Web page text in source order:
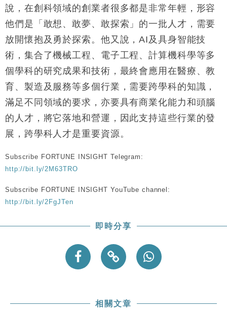
15:59
財經｜SA售股自救後再出手 斥4億美元押注未上市公
司
說，在創科領域的創業者很多都是非常年輕，形容
他們是「敢想、敢夢、敢探索」的一批人才，需要
放開懷抱及勇於探索。他又說，AI及具身智能技
術，集合了機械工程、電子工程、計算機科學等多
個學科的研究成果和技術，最終會應用在醫療、教
育、製造及服務等多個行業，需要跨學科的知識，
滿足不同領域的要求，亦要具有商業化能力和頭腦
的人才，將它落地和營運，因此支持這些行業的發
展，跨學科人才是重要資源。
Subscribe FORTUNE INSIGHT Telegram:
http://bit.ly/2M63TRO
Subscribe FORTUNE INSIGHT YouTube channel:
http://bit.ly/2FgJTen
即時分享
相關文章